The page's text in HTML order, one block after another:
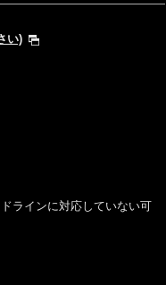
い)
ラインに対応していない可